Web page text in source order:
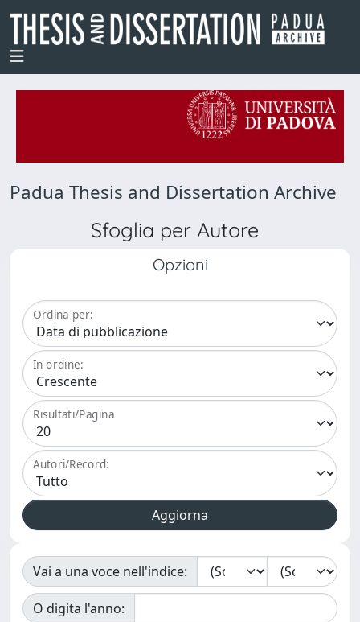
Padua Thesis and Dissertation Archive
Sfoglia per Autore
Opzioni
Ordina per:
In ordine:
Risultati/Pagina
Autori/Record:
Vai a una voce nell'indice:
O digita l'anno: